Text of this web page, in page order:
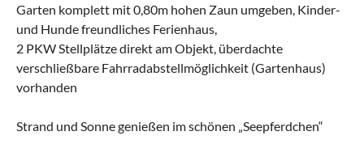
Garten komplett mit 0,80m hohen Zaun umgeben, Kinder-
und Hunde freundliches Ferienhaus,
2 PKW Stellplätze direkt am Objekt, überdachte
verschließbare Fahrradabstellmöglichkeit (Gartenhaus)
vorhanden
Strand und Sonne genießen im schönen „Seepferdchen“